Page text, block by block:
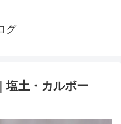
グ
塩土・カルボー